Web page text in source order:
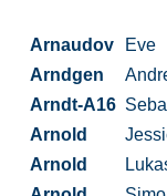
Arnaudov
Eve
Arndgen
Arndt-A16
Arnold
Arnold